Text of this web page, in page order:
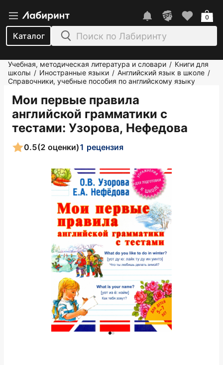
Каталог
0
Учебная, методическая литература и словари / Книги для
школы / Иностранные языки / Английский язык в школе /
Справочники, учебные пособия по английскому языку
Мои первые правила
английской грамматики с
тестами: Узорова, Нефедова
0.5(2 оценки)1 рецензия